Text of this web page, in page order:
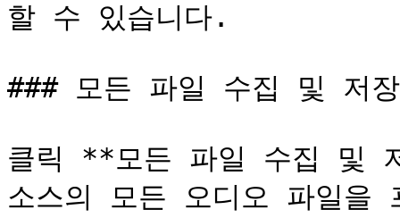
할 수 있습니다.
### 모든 파일 수집 및 저장
클릭 **모든 파일 수집 및
소스의 모든 오디오 파일을